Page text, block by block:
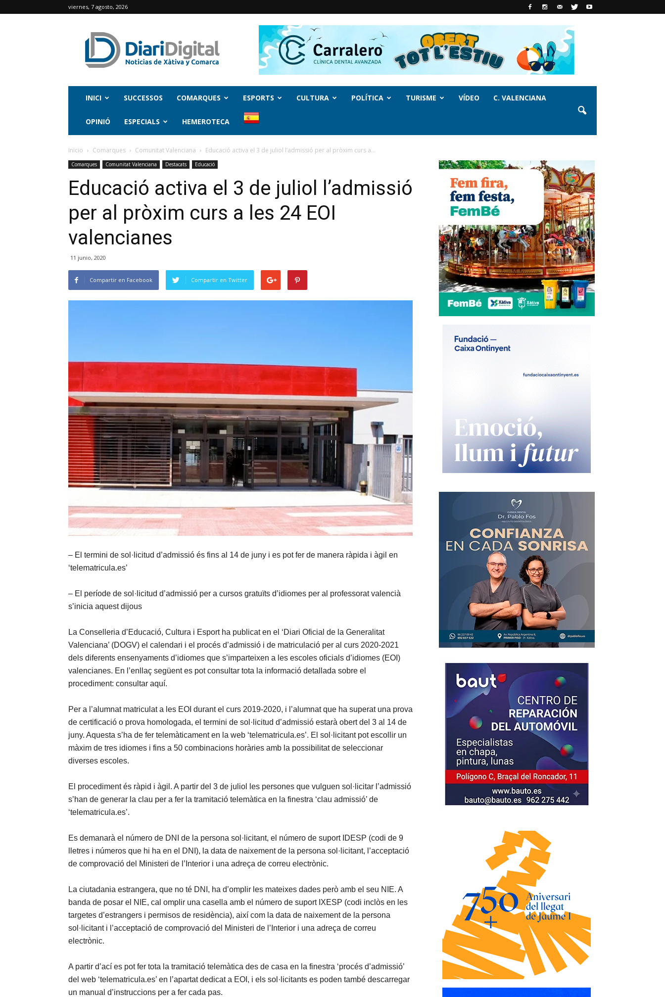
viernes, 7 agosto, 2026
INICI SUCCESSOS COMARQUES ESPORTS CULTURA POLÍTICA TURISME VÍDEO C. VALENCIANA
OPINIÓ ESPECIALS HEMEROTECA
Inicio Comarques Comunitat Valenciana Educació activa el 3 de juliol l’admissió per al pròxim curs a...
Comarques Comunitat Valenciana Destacats Educació
Educació activa el 3 de juliol l’admissió
per al pròxim curs a les 24 EOI
valencianes
11 junio, 2020
Compartir en Facebook Compartir en Twitter
– El termini de sol·licitud d’admissió és fins al 14 de juny i es pot fer de manera ràpida i àgil en
‘telematricula.es’
– El període de sol·licitud d’admissió per a cursos gratuïts d’idiomes per al professorat valencià
s’inicia aquest dijous
La Conselleria d’Educació, Cultura i Esport ha publicat en el ‘Diari Oficial de la Generalitat
Valenciana’ (DOGV) el calendari i el procés d’admissió i de matriculació per al curs 2020-2021
dels diferents ensenyaments d’idiomes que s’imparteixen a les escoles oficials d’idiomes (EOI)
valencianes. En l’enllaç següent es pot consultar tota la informació detallada sobre el
procediment: consultar aquí.
Per a l’alumnat matriculat a les EOI durant el curs 2019-2020, i l’alumnat que ha superat una prova
de certificació o prova homologada, el termini de sol·licitud d’admissió estarà obert del 3 al 14 de
juny. Aquesta s’ha de fer telemàticament en la web ‘telematricula.es’. El sol·licitant pot escollir un
màxim de tres idiomes i fins a 50 combinacions horàries amb la possibilitat de seleccionar
diverses escoles.
El procediment és ràpid i àgil. A partir del 3 de juliol les persones que vulguen sol·licitar l’admissió
s’han de generar la clau per a fer la tramitació telemàtica en la finestra ‘clau admissió’ de
‘telematricula.es’.
Es demanarà el número de DNI de la persona sol·licitant, el número de suport IDESP (codi de 9
lletres i números que hi ha en el DNI), la data de naixement de la persona sol·licitant, l’acceptació
de comprovació del Ministeri de l’Interior i una adreça de correu electrònic.
La ciutadania estrangera, que no té DNI, ha d’omplir les mateixes dades però amb el seu NIE. A
banda de posar el NIE, cal omplir una casella amb el número de suport IXESP (codi inclòs en les
targetes d’estrangers i permisos de residència), així com la data de naixement de la persona
sol·licitant i l’acceptació de comprovació del Ministeri de l’Interior i una adreça de correu
electrònic.
A partir d’ací es pot fer tota la tramitació telemàtica des de casa en la finestra ‘procés d’admissió’
del web ‘telematricula.es’ en l’apartat dedicat a EOI, i els sol·licitants es poden també descarregar
un manual d’instruccions per a fer cada pas.